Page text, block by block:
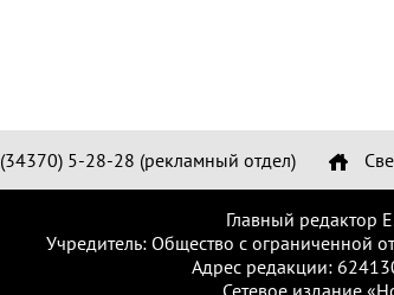
(34370) 5-28-28 (рекламный отдел)
Главный редактор
Учредитель: Общество с ограниченной
Адрес редакции: